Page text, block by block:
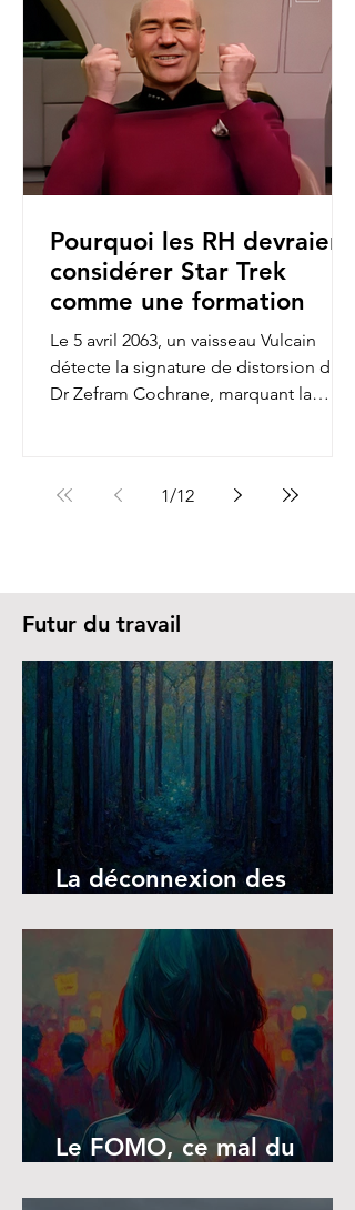
Pourquoi les RH devraient
considérer Star Trek
comme une formation
Le 5 avril 2063, un vaisseau Vulcain
détecte la signature de distorsion du
Dr Zefram Cochrane, marquant la
1/12
Futur du travail
La déconnexion des
Le FOMO, ce mal du